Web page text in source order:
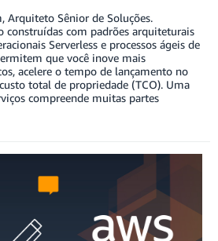
Arquiteto Sênior de Soluções.
construídas com padrões arquiteturais
Serverless e processos ágeis de
que você inove mais
acelere o tempo de lançamento no
total de propriedade (TCO). Uma
compreende muitas partes